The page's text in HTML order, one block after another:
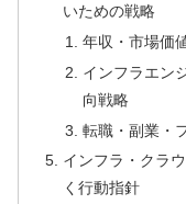
いための戦略
年収・市場価
インフラエン
向戦略
転職・副業・
インフラ・クラ
く行動指針